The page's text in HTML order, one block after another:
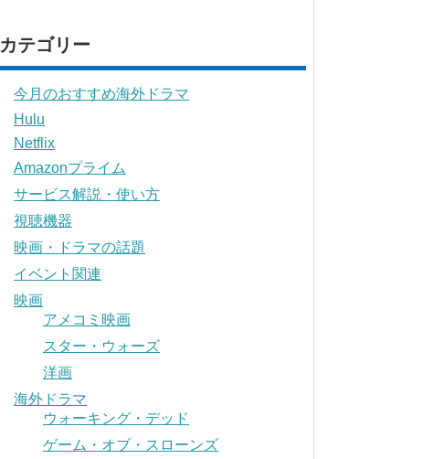
カテゴリー
今月のおすすめ海外ドラマ
Hulu
Netflix
Amazonプライム
サービス解説・使い方
視聴機器
映画・ドラマの話題
イベント関連
映画
アメコミ映画
スター・ウォーズ
洋画
海外ドラマ
ウォーキング・デッド
ゲーム・オブ・スローンズ